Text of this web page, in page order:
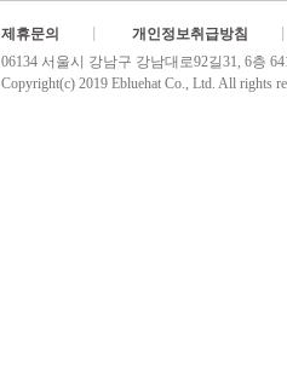
제휴문의
개인정보취급방침
06134 서울시 강남구 강남대로92길31, 6층
Copyright(c) 2019 Ebluehat Co., Ltd. All rights